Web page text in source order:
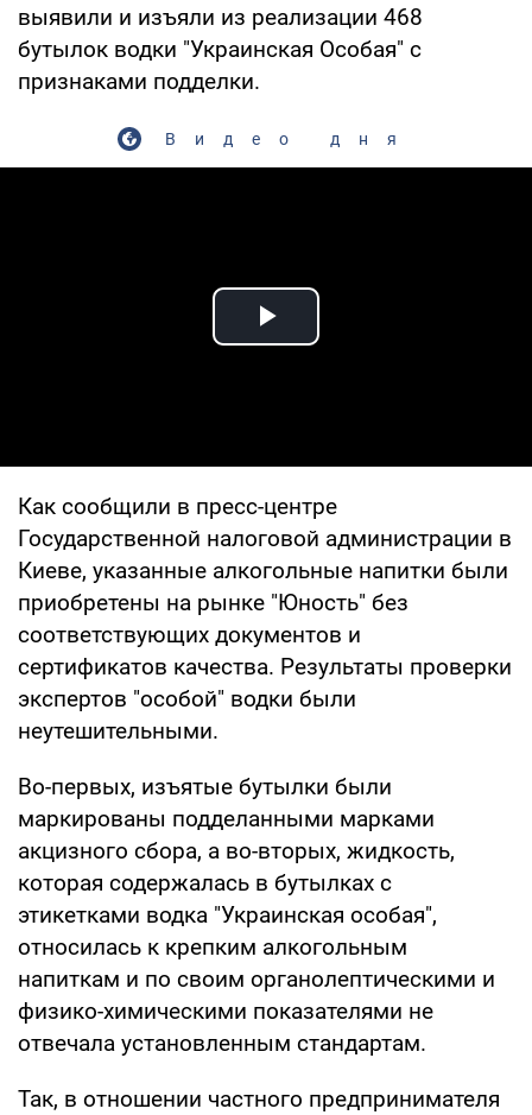
выявили и изъяли из реализации 468
бутылок водки "Украинская Особая" с
признаками подделки.
Видео дня
Play Video
Как сообщили в пресс-центре
Государственной налоговой администрации в
Киеве, указанные алкогольные напитки были
приобретены на рынке "Юность" без
соответствующих документов и
сертификатов качества. Результаты проверки
экспертов "особой" водки были
неутешительными.
Во-первых, изъятые бутылки были
маркированы подделанными марками
акцизного сбора, а во-вторых, жидкость,
которая содержалась в бутылках с
этикетками водка "Украинская особая",
относилась к крепким алкогольным
напиткам и по своим органолептическими и
физико-химическими показателями не
отвечала установленным стандартам.
Так, в отношении частного предпринимателя